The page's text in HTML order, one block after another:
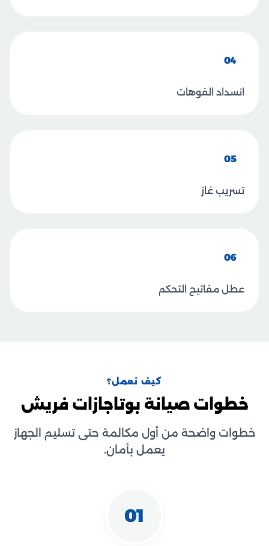
04
انسداد الفوهات
05
تسريب غاز
06
عطل مفاتيح التحكم
كيف نعمل؟
خطوات صيانة بوتاجازات فريش
خطوات واضحة من أول مكالمة حتى تسليم الجهاز
يعمل بأمان.
01